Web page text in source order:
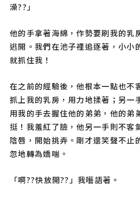
澡??」
他的手拿著海綿，作勢要刷我的乳
逃開。我們在池子裡追逐著，小小
就抓住我！
在之前的經驗後，他根本一點也不
抓上我的乳房，用力地揉著；另一
用我的手去握住他的弟弟，他的弟
挺！我羞紅了臉，他另一手則不客
陰唇，開始挑弄。剛才還笑聲不止
忽地轉為嬌喘。
「啊??快放開??」我囈語著。